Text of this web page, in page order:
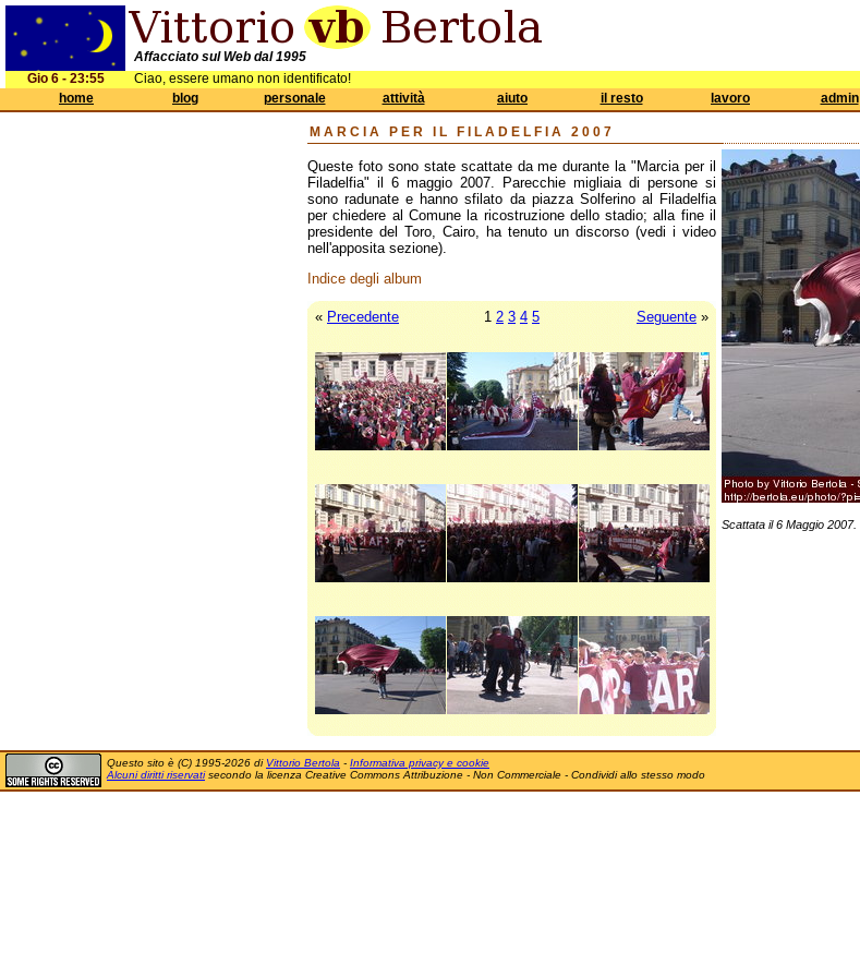
Affacciato sul Web dal 1995
Gio 6 - 23:55
Ciao, essere umano non identificato!
home
blog personale attività aiuto il resto lavoro admin
MARCIA PER IL FILADELFIA 2007
Queste foto sono state scattate da me durante la "Marcia per il
Filadelfia" il 6 maggio 2007. Parecchie migliaia di persone si
sono radunate e hanno sfilato da piazza Solferino al Filadelfia
per chiedere al Comune la ricostruzione dello stadio; alla fine il
presidente del Toro, Cairo, ha tenuto un discorso (vedi i video
nell'apposita sezione).
Indice degli album
« Precedente Seguente »
1 2 3 4 5
Scattata il 6 Maggio 2007.
Questo sito è (C) 1995-2026 di Vittorio Bertola - Informativa privacy e cookie
Alcuni diritti riservatisecondo la licenza Creative Commons Attribuzione - Non Commerciale - Condividi allo stesso modo